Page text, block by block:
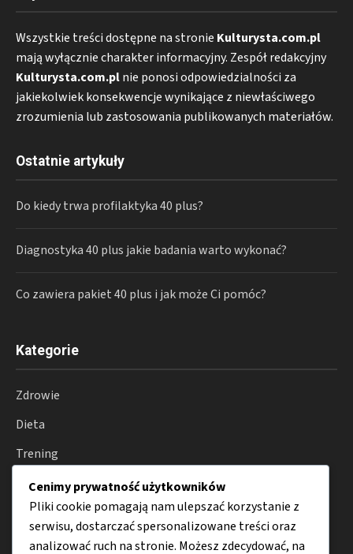
Wszystkie treści dostępne na stronie Kulturysta.com.pl
mają wyłącznie charakter informacyjny. Zespół redakcyjny
Kulturysta.com.plnie ponosi odpowiedzialności za
jakiekolwiek konsekwencje wynikające z niewłaściwego
zrozumienia lub zastosowania publikowanych materiałów.
Ostatnie artykuły
Do kiedy trwa profilaktyka 40 plus?
Diagnostyka 40 plus jakie badania warto wykonać?
Co zawiera pakiet 40 plus i jak może Ci pomóc?
Kategorie
Zdrowie
Dieta
Trening
Motywacja
Suplementy
Porady
Cenimy prywatność użytkowników
Pliki cookie pomagają nam ulepszać korzystanie z
serwisu, dostarczać spersonalizowane treści oraz
analizować ruch na stronie. Możesz zdecydować, na